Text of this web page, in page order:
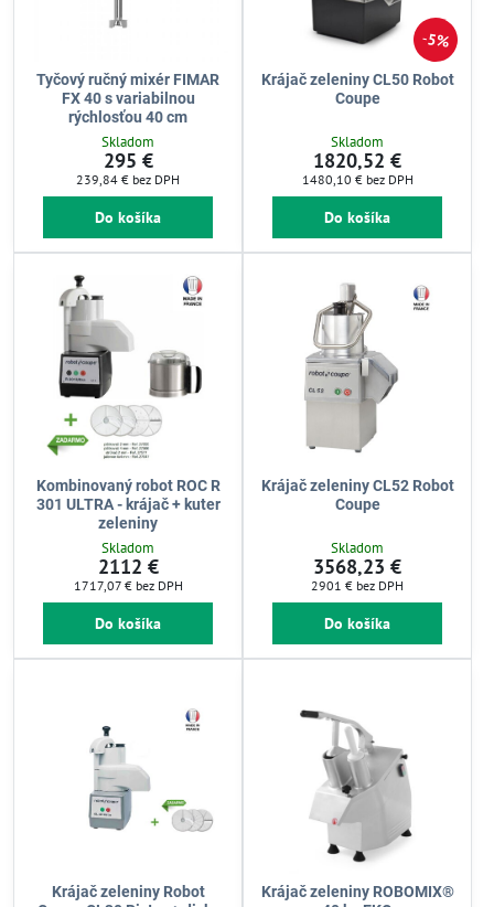
Tyčový ručný mixér FIMAR
FX 40 s variabilnou
rýchlosťou 40 cm
Skladom
295 €
239,84 € bez DPH
Do košíka
5%
Krájač zeleniny CL50 Robot
Coupe
Skladom
1820,52 €
1480,10 € bez DPH
Do košíka
Kombinovaný robot ROC R
301 ULTRA - krájač + kuter
zeleniny
Skladom
2112 €
1717,07 € bez DPH
Do košíka
Krájač zeleniny CL52 Robot
Coupe
Skladom
3568,23 €
2901 € bez DPH
Do košíka
Krájač zeleniny Robot
Krájač zeleniny ROBOMIX®